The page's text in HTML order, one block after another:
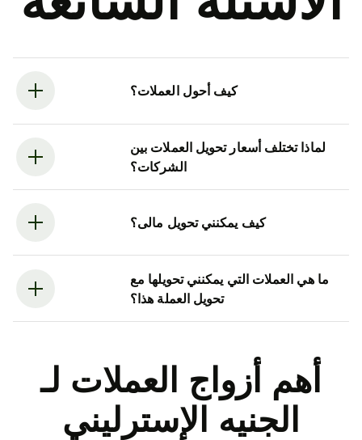
كيف أحول العملات؟
لماذا تختلف أسعار تحويل العملات بين
الشركات؟
كيف يمكنني تحويل مالى؟
ما هي العملات التي يمكنني تحويلها مع
تحويل العملة هذا؟
أهم أزواج العملات لـ
الجنيه الإسترليني